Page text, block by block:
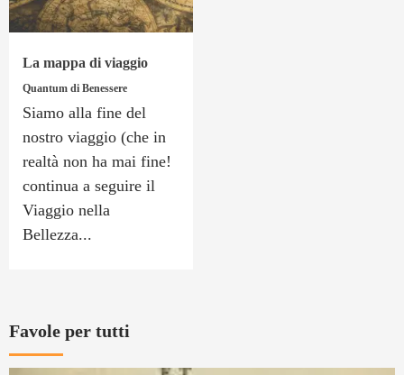
La mappa di viaggio
Quantum di Benessere
Siamo alla fine del
nostro viaggio (che in
realtà non ha mai fine!
continua a seguire il
Viaggio nella
Bellezza...
Favole per tutti